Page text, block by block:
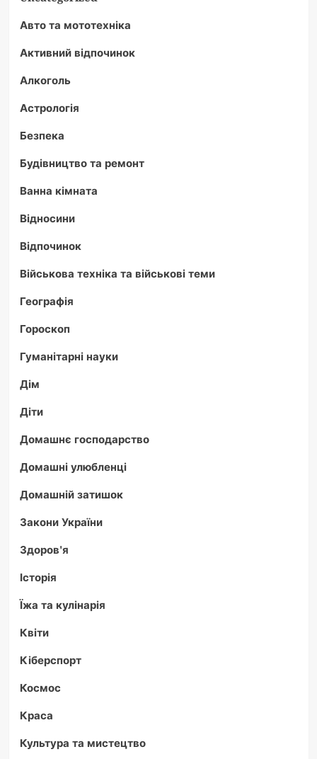
Авто та мототехніка
Активний відпочинок
Алкоголь
Астрологія
Безпека
Будівництво та ремонт
Ванна кімната
Відносини
Відпочинок
Військова техніка та військові теми
Географія
Гороскоп
Гуманітарні науки
Дім
Діти
Домашнє господарство
Домашні улюбленці
Домашній затишок
Закони України
Здоров'я
Історія
Їжа та кулінарія
Квіти
Кіберспорт
Космос
Краса
Культура та мистецтво